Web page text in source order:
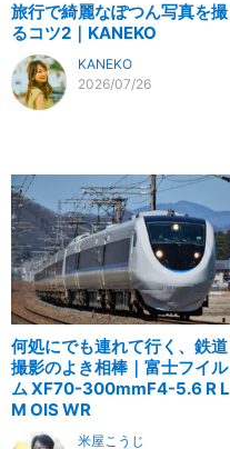
旅行で綺麗なぽつん写真を撮
るコツ2｜KANEKO
KANEKO
2026/07/26
何処にでも連れて行く、鉄道
撮影のよき相棒｜富士フイル
ム XF70-300mmF4-5.6 R L
M OIS WR
米屋こうじ